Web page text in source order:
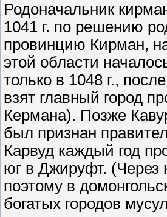
Родоначальник
1041 г. по решению
провинцию Кирман,
этой области
только в 1048 г.,
взят главный город
Кермана). Позже
был признан
Карвуд каждый год
юг в Джируфт. (Через
поэтому в
богатых городов